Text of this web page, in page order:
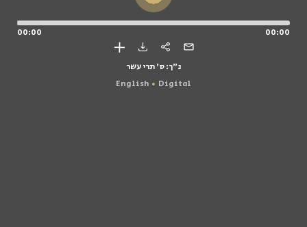
00:00 00:00
נ"ך: ס' תרי עשר
English
Digital